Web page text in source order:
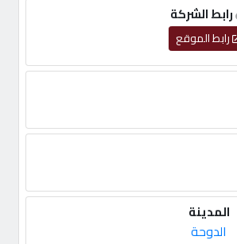
رابط الشركة
رابط الموقع
المدينة
الدوحة